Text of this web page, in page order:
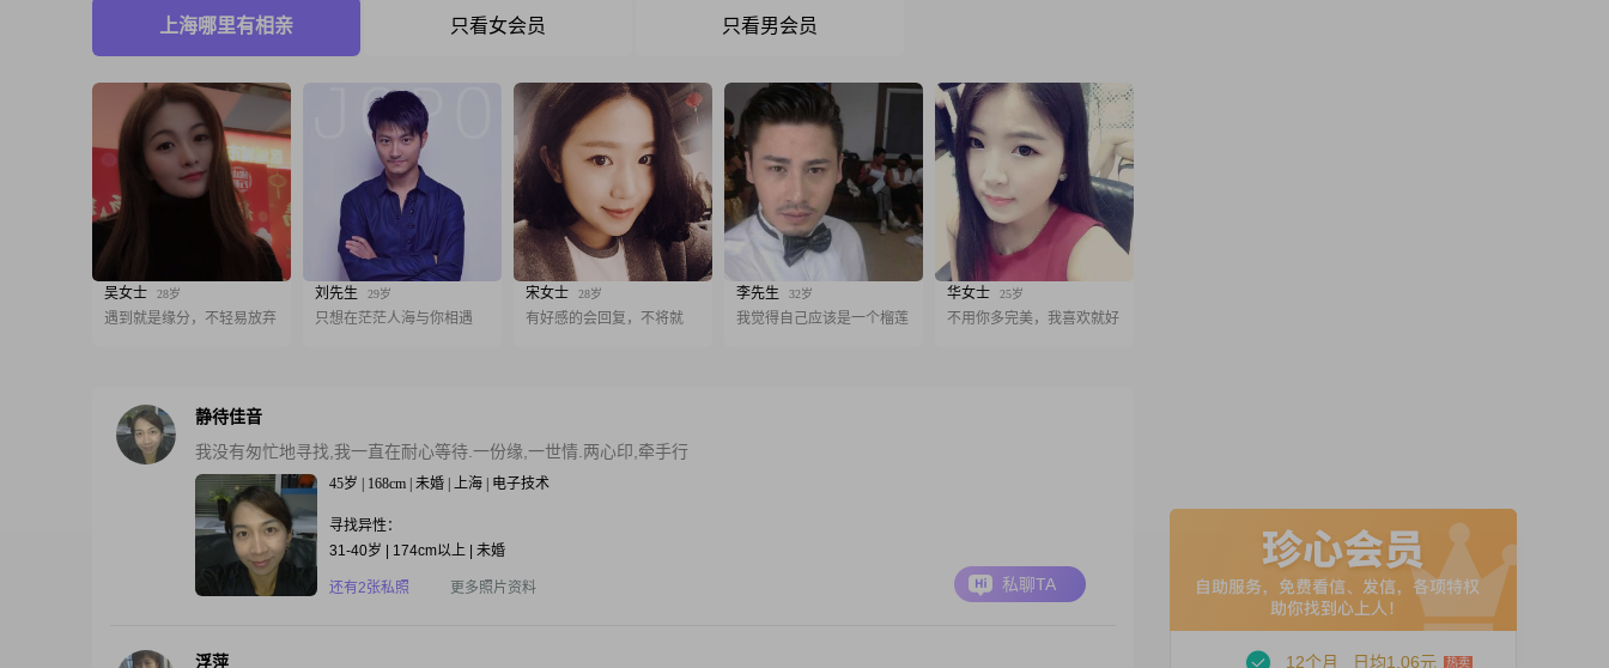
上海哪里有相亲 只看女会员 只看男会员
吴女士 28岁
遇到就是缘分，不轻易放弃
刘先生 29岁
只想在茫茫人海与你相遇
宋女士 28岁
有好感的会回复，不将就
李先生 32岁
我觉得自己应该是一个榴莲
华女士 25岁
不用你多完美，我喜欢就好
静待佳音
我没有匆忙地寻找,我一直在耐心等待.一份缘,一世情.两心印,牵手行
45岁 | 168cm | 未婚 | 上海 | 电子技术
寻找异性：
31-40岁 | 174cm以上 | 未婚
还有2张私照 更多照片资料 私聊TA
浮萍
12个月 日均1.06元